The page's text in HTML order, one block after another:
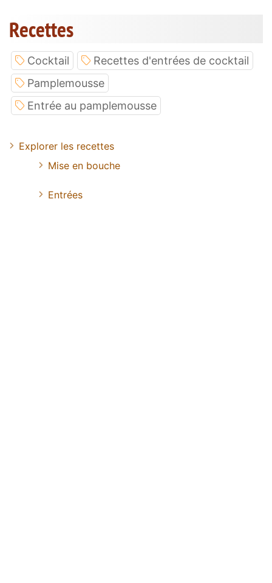
Recettes
Cocktail
Recettes d'entrées de cocktail
Pamplemousse
Entrée au pamplemousse
Explorer les recettes
Mise en bouche
Entrées